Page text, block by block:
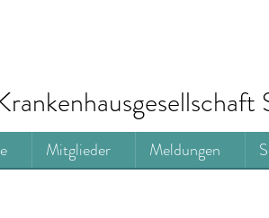
Mitglieder Meldungen